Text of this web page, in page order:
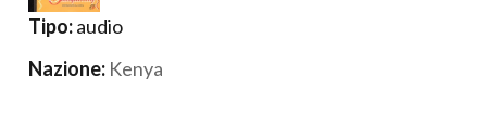
Tipo:audio
Nazione: Kenya